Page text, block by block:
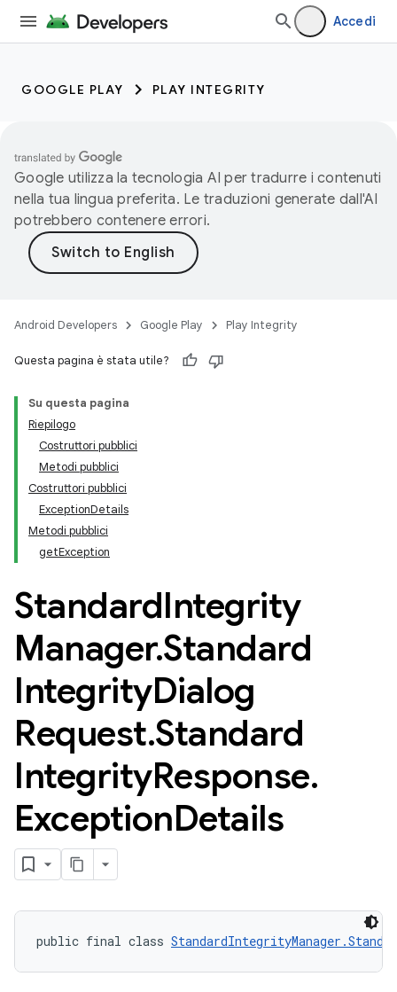
Accedi
GOOGLE PLAY PLAY INTEGRITY
Google utilizza la tecnologia AI per tradurre i contenuti
nella tua lingua preferita. Le traduzioni generate dall'AI
potrebbero contenere errori.
Android Developers Google Play Play Integrity
Questa pagina è stata utile?
Su questa pagina
Riepilogo
Costruttori pubblici
Metodi pubblici
Costruttori pubblici
ExceptionDetails
Metodi pubblici
getException
StandardIntegrity
Manager.Standard
IntegrityDialog
Request.Standard
IntegrityResponse.
ExceptionDetails
public final class